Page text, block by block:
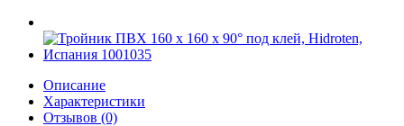
Описание
Характеристики
Отзывов (0)